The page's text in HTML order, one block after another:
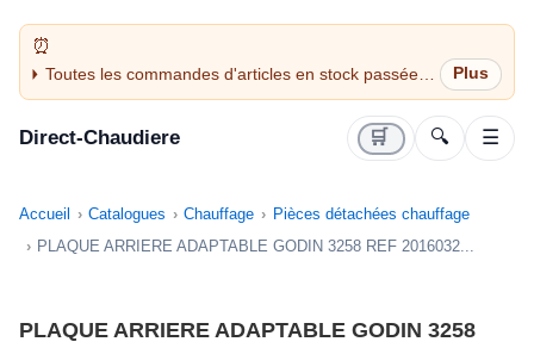
Toutes les commandes d'articles en stock passées
avant 14H sont expédiées le jour même (jours
Direct-Chaudiere 🛒 🔍 ☰
Accueil Catalogues Chauffage
Pièces détachées chauffage
PLAQUE ARRIERE ADAPTABLE GODIN 3258 REF 2016032...
PLAQUE ARRIERE ADAPTABLE GODIN 3258